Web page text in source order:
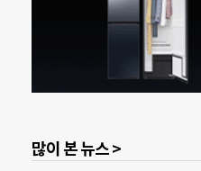
많이 본 뉴스 >